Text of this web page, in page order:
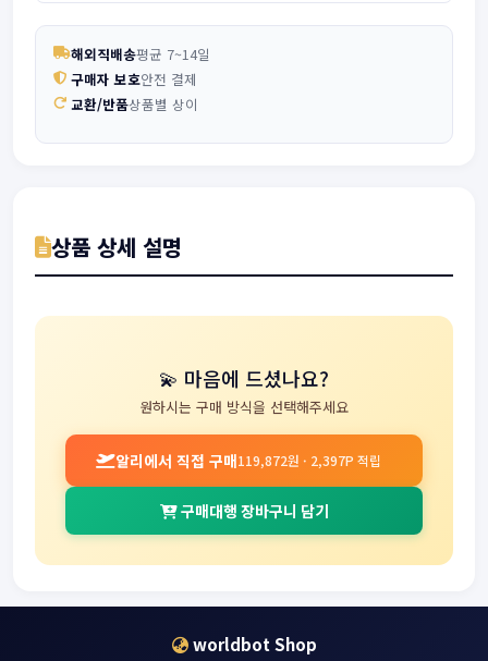
해외직배송평균 7~14일
구매자 보호안전 결제
교환/반품상품별 상이
상품 상세 설명
💫 마음에 드셨나요?
원하시는 구매 방식을 선택해주세요
알리에서 직접 구매119,872원 · 2,397P 적립
구매대행 장바구니 담기
worldbot Shop